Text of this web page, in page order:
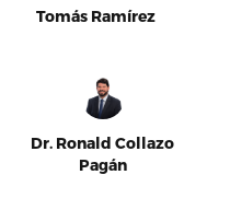
Tomás Ramírez
Dr. Ronald Collazo
Pagán